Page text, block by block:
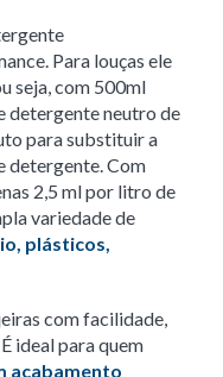
Para louças ele
seja, com 500ml
detergente neutro de
para substituir a
detergente. Com
2,5 ml por litro de
variedade de
plásticos,
com facilidade,
ideal para quem
acabamento